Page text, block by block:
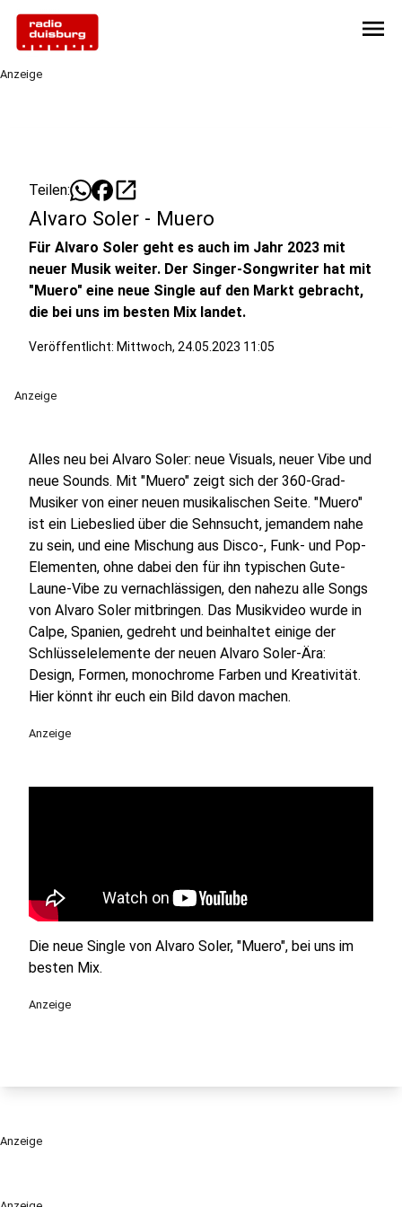
menu
Anzeige
Teilen: open_in_new
Alvaro Soler - Muero
Für Alvaro Soler geht es auch im Jahr 2023 mit
neuer Musik weiter. Der Singer-Songwriter hat mit
"Muero" eine neue Single auf den Markt gebracht,
die bei uns im besten Mix landet.
Veröffentlicht: Mittwoch, 24.05.2023 11:05
Anzeige
Alles neu bei Alvaro Soler: neue Visuals, neuer Vibe und
neue Sounds. Mit "Muero" zeigt sich der 360-Grad-
Musiker von einer neuen musikalischen Seite. "Muero"
ist ein Liebeslied über die Sehnsucht, jemandem nahe
zu sein, und eine Mischung aus Disco-, Funk- und Pop-
Elementen, ohne dabei den für ihn typischen Gute-
Laune-Vibe zu vernachlässigen, den nahezu alle Songs
von Alvaro Soler mitbringen. Das Musikvideo wurde in
Calpe, Spanien, gedreht und beinhaltet einige der
Schlüsselelemente der neuen Alvaro Soler-Ära:
Design, Formen, monochrome Farben und Kreativität.
Hier könnt ihr euch ein Bild davon machen.
Anzeige
Die neue Single von Alvaro Soler, "Muero", bei uns im
besten Mix.
Anzeige
Anzeige